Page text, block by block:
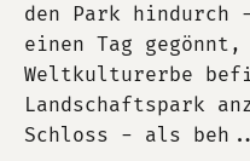
den Park hindurch
einen Tag
Weltkulturerbe
Landschaftspark
Schloss - als